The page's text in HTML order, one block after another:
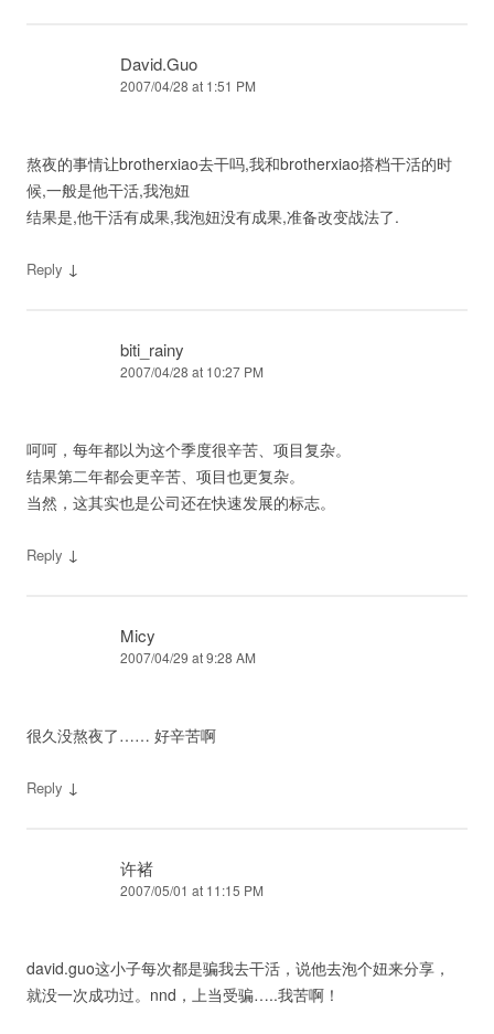
David.Guo
2007/04/28 at 1:51 PM
熬夜的事情让brotherxiao去干吗,我和brotherxiao搭档干活的时
候,一般是他干活,我泡妞
结果是,他干活有成果,我泡妞没有成果,准备改变战法了.
Reply ↓
biti_rainy
2007/04/28 at 10:27 PM
呵呵，每年都以为这个季度很辛苦、项目复杂。
结果第二年都会更辛苦、项目也更复杂。
当然，这其实也是公司还在快速发展的标志。
Reply ↓
Micy
2007/04/29 at 9:28 AM
很久没熬夜了…… 好辛苦啊
Reply ↓
许褚
2007/05/01 at 11:15 PM
david.guo这小子每次都是骗我去干活，说他去泡个妞来分享，
就没一次成功过。nnd，上当受骗…..我苦啊！